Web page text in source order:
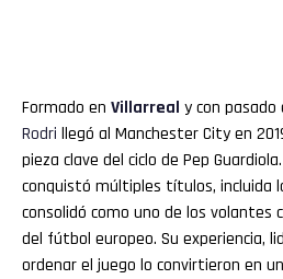
Formado en Villarreal y con pasado
Rodri llegó al Manchester City en
pieza clave del ciclo de Pep
conquistó múltiples títulos, incluida
consolidó como uno de los volantes
del fútbol europeo. Su experiencia,
ordenar el juego lo convirtieron en